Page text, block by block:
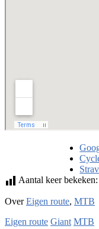
Aantal keer bekeken:
OverEigen route, MTB
Eigen route Giant MTB